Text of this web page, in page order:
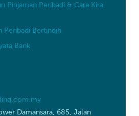
Damansara, 685, Jalan
Pinjaman Peribadi & Cara Kira
Peribadi Bertindih
Bank